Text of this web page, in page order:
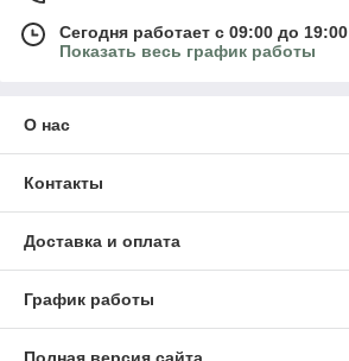
Сегодня работает с 09:00 до 19:00
Показать весь график работы
О нас
Контакты
Доставка и оплата
График работы